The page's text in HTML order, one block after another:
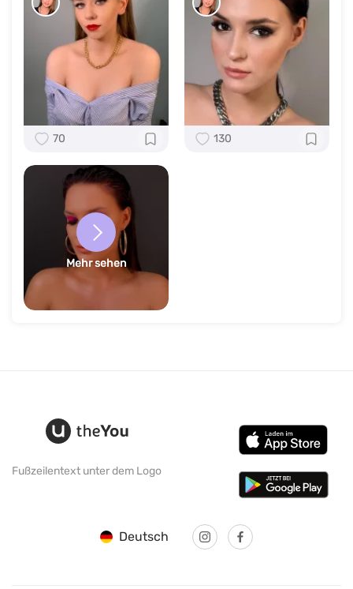
70 130
Mehr sehen
Fußzeilentext unter dem Logo
Deutsch